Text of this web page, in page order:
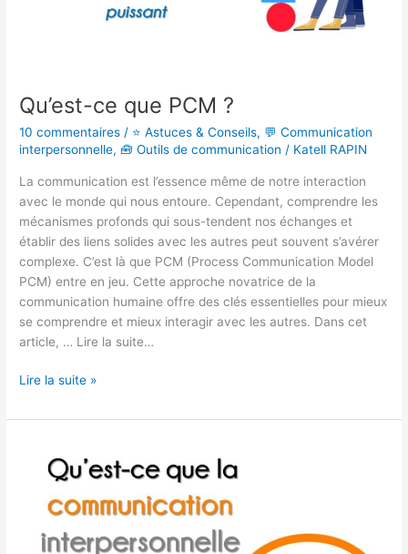
Qu’est-ce que PCM ?
10 commentaires / ⭐ Astuces & Conseils, 💬 Communication
interpersonnelle,🧰 Outils de communication / Katell RAPIN
La communication est l’essence même de notre interaction
avec le monde qui nous entoure. Cependant, comprendre les
mécanismes profonds qui sous-tendent nos échanges et
établir des liens solides avec les autres peut souvent s’avérer
complexe. C’est là que PCM (Process Communication Model
PCM) entre en jeu. Cette approche novatrice de la
communication humaine offre des clés essentielles pour mieux
se comprendre et mieux interagir avec les autres. Dans cet
article, … Lire la suite…
Lire la suite »
interpersonnelle